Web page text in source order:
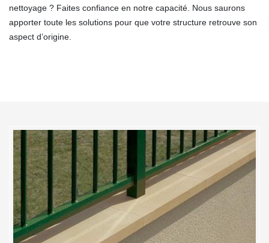
nettoyage ? Faites confiance en notre capacité. Nous saurons
apporter toute les solutions pour que votre structure retrouve son
aspect d’origine.